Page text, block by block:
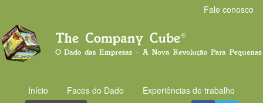
Fale conosco
Início Faces do Dado
Experiências de trabalho